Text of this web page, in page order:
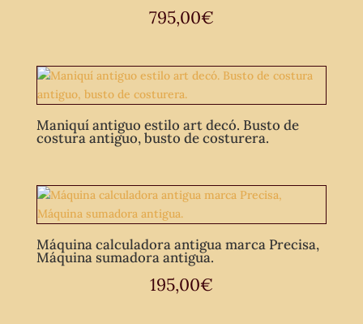
795,00€
Maniquí antiguo estilo art decó. Busto de
costura antiguo, busto de costurera.
Máquina calculadora antigua marca Precisa,
Máquina sumadora antigua.
195,00€